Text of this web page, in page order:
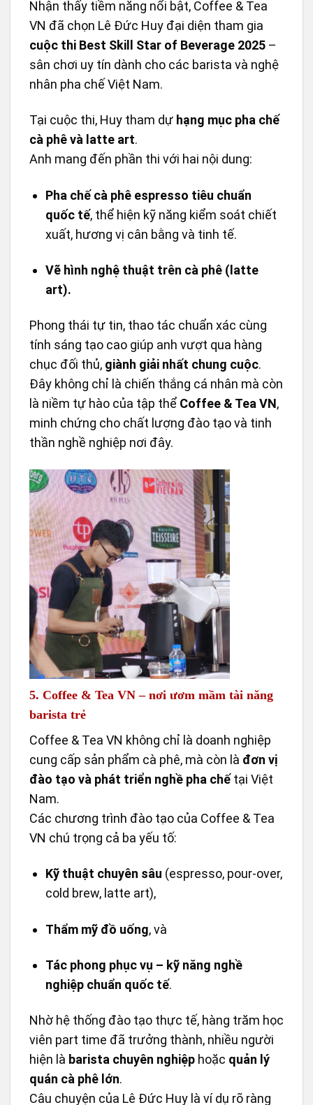
Nhận thấy tiềm năng nổi bật, Coffee & Tea
VN đã chọn Lê Đức Huy đại diện tham gia
cuộc thi Best Skill Star of Beverage 2025 –
sân chơi uy tín dành cho các barista và nghệ
nhân pha chế Việt Nam.
Tại cuộc thi, Huy tham dự hạng mục pha chế
cà phê và latte art.
Anh mang đến phần thi với hai nội dung:
Pha chế cà phê espresso tiêu chuẩn
quốc tế, thể hiện kỹ năng kiểm soát chiết
xuất, hương vị cân bằng và tinh tế.
Vẽ hình nghệ thuật trên cà phê (latte
art).
Phong thái tự tin, thao tác chuẩn xác cùng
tính sáng tạo cao giúp anh vượt qua hàng
chục đối thủ, giành giải nhất chung cuộc.
Đây không chỉ là chiến thắng cá nhân mà còn
là niềm tự hào của tập thể Coffee & Tea VN,
minh chứng cho chất lượng đào tạo và tinh
thần nghề nghiệp nơi đây.
5. Coffee & Tea VN – nơi ươm mầm tài năng
barista trẻ
Coffee & Tea VN không chỉ là doanh nghiệp
cung cấp sản phẩm cà phê, mà còn là đơn vị
đào tạo và phát triển nghề pha chếtại Việt
Nam.
Các chương trình đào tạo của Coffee & Tea
VN chú trọng cả ba yếu tố:
Kỹ thuật chuyên sâu (espresso, pour-over,
cold brew, latte art),
Thẩm mỹ đồ uống, và
Tác phong phục vụ – kỹ năng nghề
nghiệp chuẩn quốc tế.
Nhờ hệ thống đào tạo thực tế, hàng trăm học
viên part time đã trưởng thành, nhiều người
hiện là barista chuyên nghiệp hoặc quản lý
quán cà phê lớn.
Câu chuyện của Lê Đức Huy là ví dụ rõ ràng